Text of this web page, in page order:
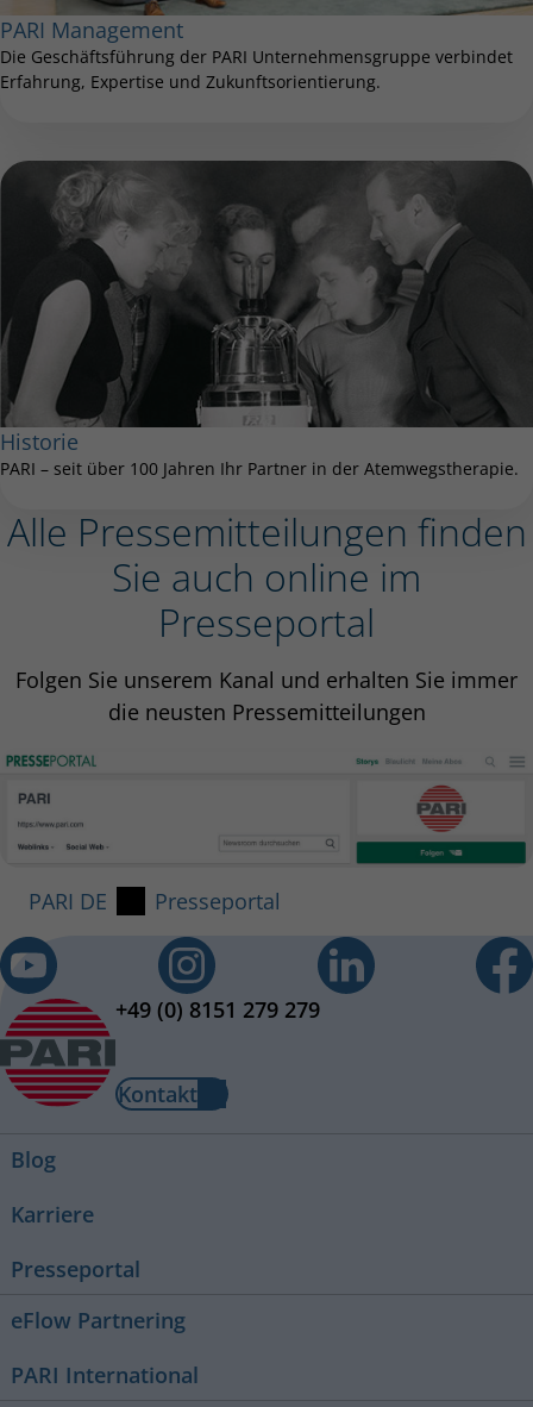
PARI Management
Die Geschäftsführung der PARI Unternehmensgruppe verbindet
Erfahrung, Expertise und Zukunftsorientierung.
Historie
PARI – seit über 100 Jahren Ihr Partner in der Atemwegstherapie.
Alle Pressemitteilungen finden
Sie auch online im
Presseportal
Folgen Sie unserem Kanal und erhalten Sie immer
die neusten Pressemitteilungen
PARI DE Presseportal
+49 (0) 8151 279 279
Kontakt
Blog
Karriere
Presseportal
eFlow Partnering
PARI International